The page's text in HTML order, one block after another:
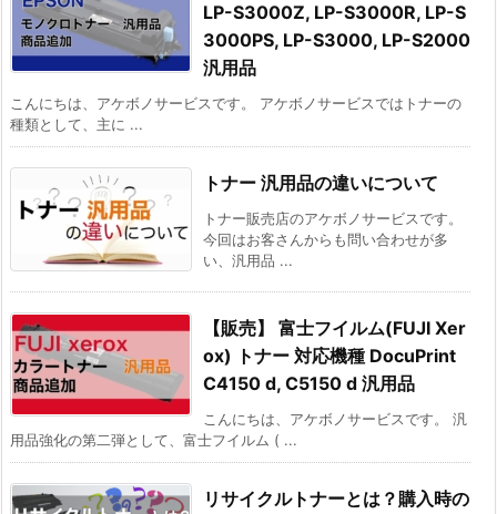
LP-S3000Z, LP-S3000R, LP-S
3000PS, LP-S3000, LP-S2000
汎用品
こんにちは、アケボノサービスです。 アケボノサービスではトナーの
種類として、主に ...
トナー 汎用品の違いについて
トナー販売店のアケボノサービスです。
今回はお客さんからも問い合わせが多
い、汎用品 ...
【販売】 富士フイルム(FUJI Xer
ox) トナー 対応機種 DocuPrint
C4150 d, C5150 d 汎用品
こんにちは、アケボノサービスです。 汎
用品強化の第二弾として、富士フイルム ( ...
リサイクルトナーとは？購入時の